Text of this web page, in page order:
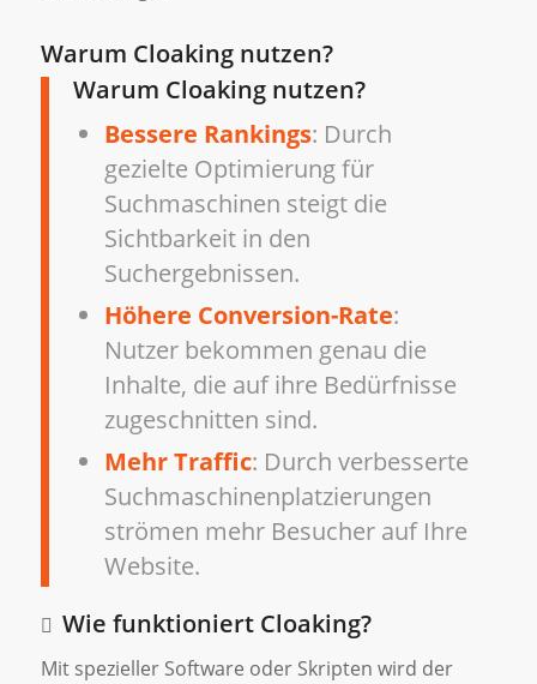
Warum Cloaking nutzen?
Warum Cloaking nutzen?
Bessere Rankings: Durch
gezielte Optimierung für
Suchmaschinen steigt die
Sichtbarkeit in den
Suchergebnissen.
Höhere Conversion-Rate:
Nutzer bekommen genau die
Inhalte, die auf ihre Bedürfnisse
zugeschnitten sind.
Mehr Traffic: Durch verbesserte
Suchmaschinenplatzierungen
strömen mehr Besucher auf Ihre
Website.
Wie funktioniert Cloaking?
Mit spezieller Software oder Skripten wird der